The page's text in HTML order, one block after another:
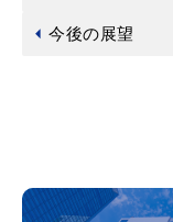
今後の展望